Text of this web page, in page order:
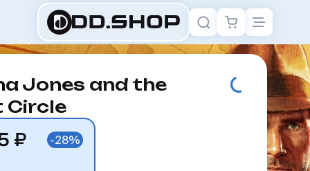
Jones and the
Circle
₽ -28%